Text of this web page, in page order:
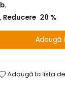
Reducere 20 %
Adaugă la lista